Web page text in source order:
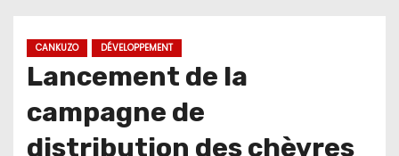
CANKUZO DÉVELOPPEMENT
Lancement de la
campagne de
distribution des chèvres